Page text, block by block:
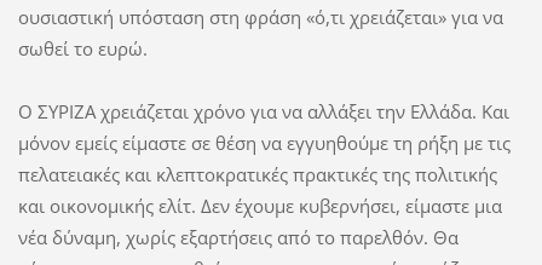
ουσιαστική υπόσταση στη φράση «ό,τι χρειάζεται» για να
σωθεί το ευρώ.
Ο ΣΥΡΙΖΑ χρειάζεται χρόνο για να αλλάξει την Ελλάδα. Και
μόνον εμείς είμαστε σε θέση να εγγυηθούμε τη ρήξη με τις
πελατειακές και κλεπτοκρατικές πρακτικές της πολιτικής
και οικονομικής ελίτ. Δεν έχουμε κυβερνήσει, είμαστε μια
νέα δύναμη, χωρίς εξαρτήσεις από το παρελθόν. Θα